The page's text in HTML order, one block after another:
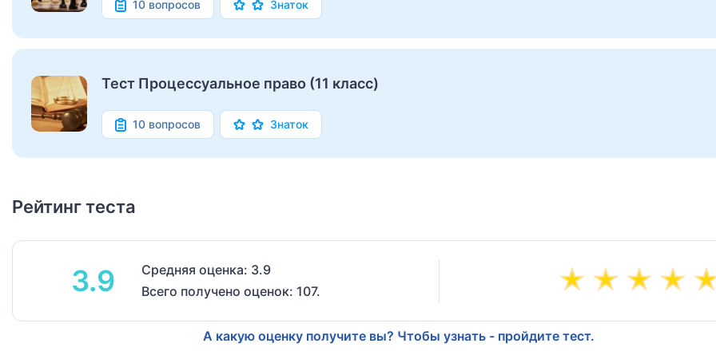
10 вопросов Знаток
Тест Процессуальное право (11 класс)
10 вопросов Знаток
Рейтинг теста
3.9
Средняя оценка: 3.9
Всего получено оценок: 107.
А какую оценку получите вы? Чтобы узнать - пройдите тест.